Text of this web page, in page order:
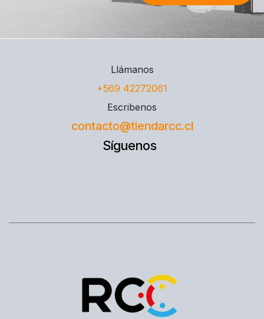
Llámanos
+569 42272061
Escribenos
contacto@tiendarcc.cl
Síguenos